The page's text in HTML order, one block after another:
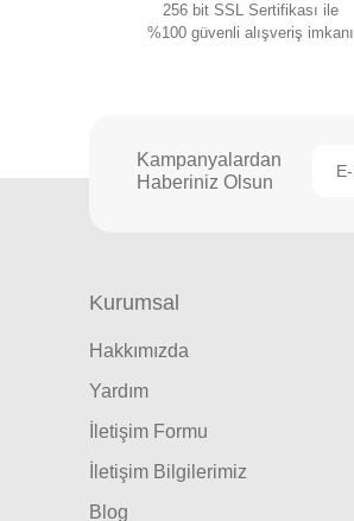
256 bit SSL Sertifikası ile
%100 güvenli alışveriş imkanı
Kampanyalardan
Haberiniz Olsun
Kurumsal
Hakkımızda
Yardım
İletişim Formu
İletişim Bilgilerimiz
Blog